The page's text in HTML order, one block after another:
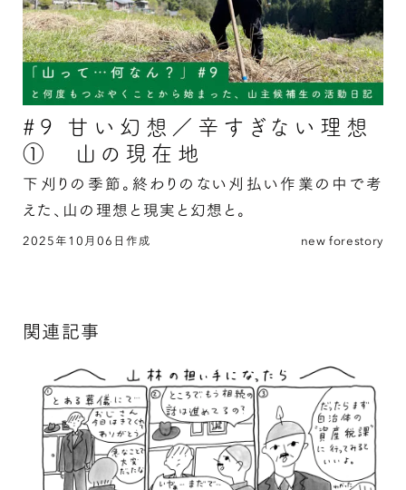
#9 甘い幻想／辛すぎない理想
① 山の現在地
下刈りの季節。終わりのない刈払い作業の中で考
えた、山の理想と現実と幻想と。
2025年10月06日作成 new forestory
関連記事